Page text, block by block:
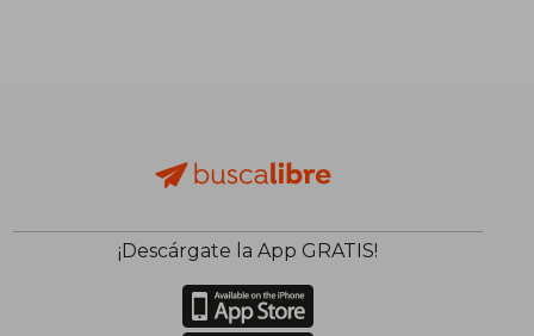
45% $ 97.24
$ 53.48
45%
dcto.
¡Descárgate la App GRATIS!